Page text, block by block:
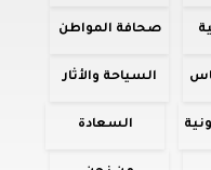
صحافة المواطن
السياحة والأثار
السعادة